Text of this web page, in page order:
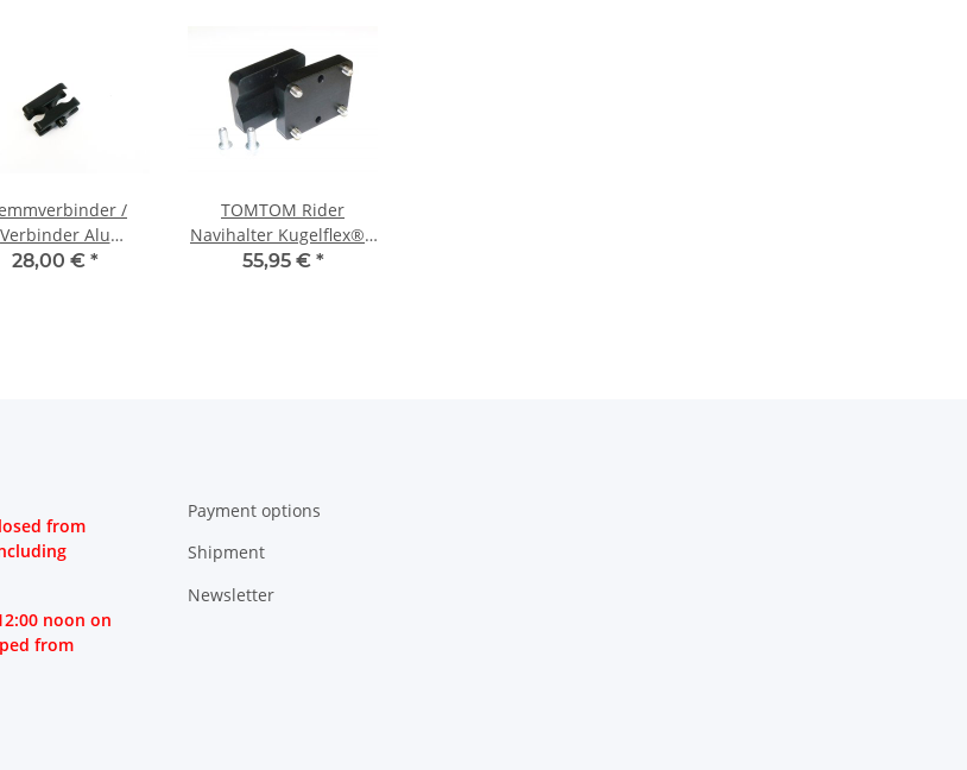
/
Verbinder Alu
Kugelflex®
28,00 € *
TOMTOM Rider
Navihalter Kugelflex® /
Motorräder Bügel Ø 12
55,95 € *
from
noon on
from
Payment options
Shipment
Newsletter